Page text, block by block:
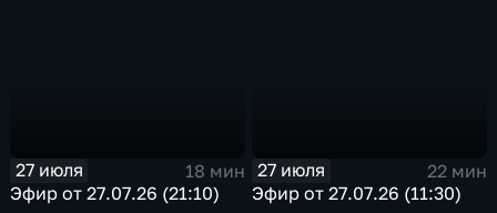
27 июля
18 мин
Эфир от 27.07.26 (21:10)
27 июля
22 мин
Эфир от 27.07.26 (11:30)